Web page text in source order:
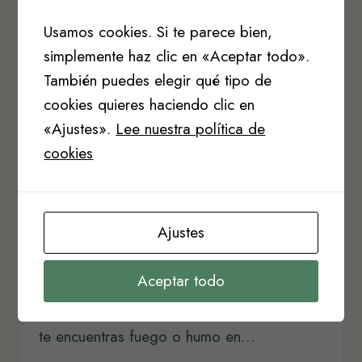
paso a paso (guía 100%
práctica)
Por Carmen Ruiz agosto 18, 2025
Actualización (hoy): La situación de los
incendios Camino de Santiago cambia
minuto a minuto. Antes de salir, revisa la
DGT (carreteras afectadas), INFORCYL
(focos en Castilla y León) y los partes de la
Xunta de Galicia. DGT (tráfico/cortes)
INFORCYL (incendios CyL) Xunta (notas
te encuentras fuego o humo en…
Usamos cookies. Si te parece bien,
simplemente haz clic en «Aceptar todo».
También puedes elegir qué tipo de
cookies quieres haciendo clic en
«Ajustes». Lee nuestra política de
cookies
Ajustes
Aceptar todo